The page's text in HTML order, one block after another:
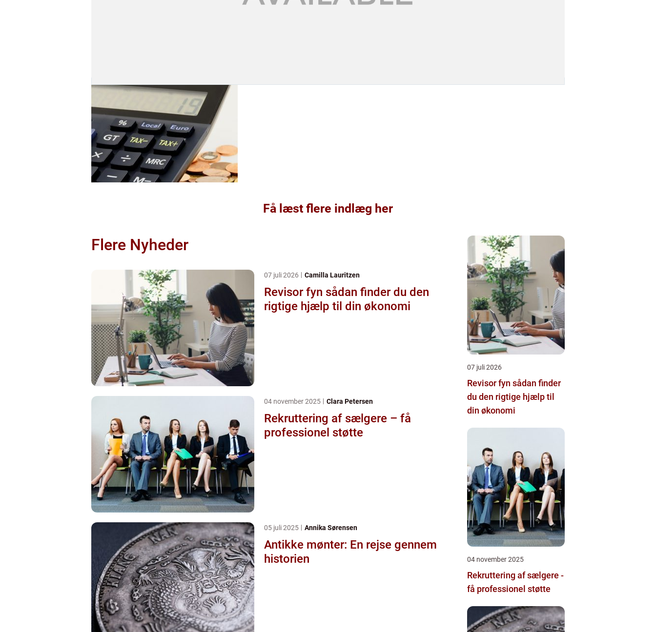
Få læst flere indlæg her
Flere Nyheder
07 juli 2026 Camilla Lauritzen
Revisor fyn sådan finder du den
rigtige hjælp til din økonomi
04 november 2025 Clara Petersen
Rekruttering af sælgere – få
professionel støtte
05 juli 2025 Annika Sørensen
Antikke mønter: En rejse gennem
historien
07 juli 2026
Revisor fyn sådan finder
du den rigtige hjælp til
din økonomi
04 november 2025
Rekruttering af sælgere -
få professionel støtte